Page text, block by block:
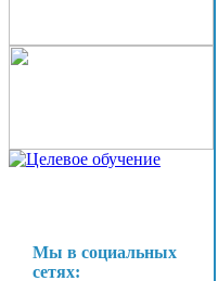
Мы в социальных
сетях: